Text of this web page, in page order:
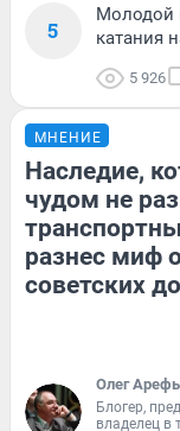
5
Молодой
катания
5 926
МНЕНИЕ
Наследие,
чудом не
разнес миф
советских
Олег
Блогер,
владелец в